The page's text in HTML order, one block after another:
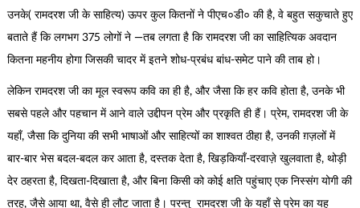
उनके( रामदरश जी के साहित्य) ऊपर कुल कितनों ने पीएच०डी० की है, वे बहुत सकुचाते हुए
बताते हैं कि लगभग 375 लोगों ने —तब लगता है कि रामदरश जी का साहित्यिक अवदान
कितना महनीय होगा जिसकी चादर में इतने शोध-प्रबंध बांध-समेट पाने की ताब हो।
लेकिन रामदरश जी का मूल स्वरूप कवि का ही है, और जैसा कि हर कवि होता है, उनके भी
सबसे पहले और पहचान में आने वाले उद्दीपन प्रेम और प्रकृति ही हैं। प्रेम, रामदरश जी के
यहाँ, जैसा कि दुनिया की सभी भाषाओं और साहित्यों का शाश्वत ठीहा है, उनकी ग़ज़लों में
बार-बार भेस बदल-बदल कर आता है, दस्तक देता है, खिड़कियाँ-दरवाज़े खुलवाता है, थोड़ी
देर ठहरता है, दिखता-दिखाता है, और बिना किसी को कोई क्षति पहुंचाए एक निस्संग योगी की
तरह, जैसे आया था, वैसे ही लौट जाता है। परन्तु रामदरश जी के यहाँ से प्रेम का यह